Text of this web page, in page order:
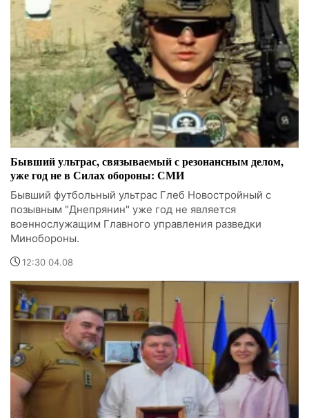
Бывший ультрас, связываемый с резонансным делом,
уже год не в Силах обороны: СМИ
Бывший футбольный ультрас Глеб Новостройный с
позывным "Днепрянин" уже год не является
военнослужащим Главного управления разведки
Минобороны.
12:30 04.08